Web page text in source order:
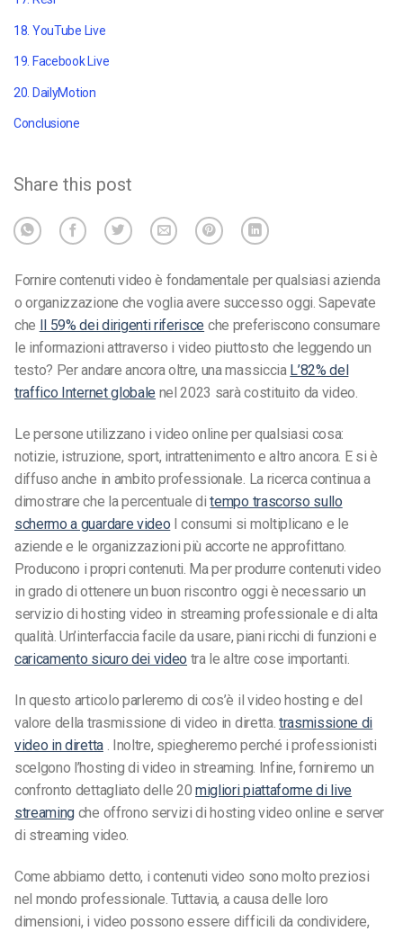
18. YouTube Live
19. Facebook Live
20. DailyMotion
Conclusione
Share this post
Fornire contenuti video è fondamentale per qualsiasi azienda
o organizzazione che voglia avere successo oggi. Sapevate
che
Il 59% dei dirigenti riferisce che preferiscono consumare
le informazioni attraverso i video piuttosto che leggendo un
testo? Per andare ancora oltre, una massiccia L’82% del
traffico Internet globale nel 2023 sarà costituito da video.
Le persone utilizzano i video online per qualsiasi cosa:
notizie, istruzione, sport, intrattenimento e altro ancora. E si è
diffuso anche in ambito professionale. La ricerca continua a
dimostrare che la percentuale ditempo trascorso sullo
schermo a guardare video I consumi si moltiplicano e le
aziende e le organizzazioni più accorte ne approfittano.
Producono i propri contenuti. Ma per produrre contenuti video
in grado di ottenere un buon riscontro oggi è necessario un
servizio di hosting video in streaming professionale e di alta
qualità. Un’interfaccia facile da usare, piani ricchi di funzioni e
caricamento sicuro dei video tra le altre cose importanti.
In questo articolo parleremo di cos’è il video hosting e del
valore della trasmissione di video in diretta. trasmissione di
video in diretta . Inoltre, spiegheremo perché i professionisti
scelgono l’hosting di video in streaming. Infine, forniremo un
confronto dettagliato delle 20migliori piattaforme di live
streaming che offrono servizi di hosting video online e server
di streaming video.
Come abbiamo detto, i contenuti video sono molto preziosi
nel mondo professionale. Tuttavia, a causa delle loro
dimensioni, i video possono essere difficili da condividere,